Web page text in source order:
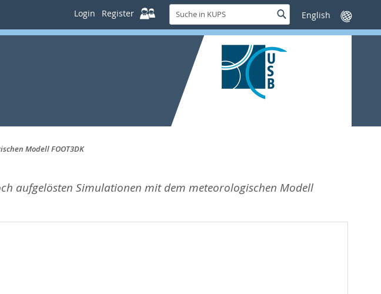
Login Register
Suche
in
KUPS
SucheSprache
wechseln
Modell FOOT3DK
aufgelösten Simulationen mit dem meteorologischen Modell